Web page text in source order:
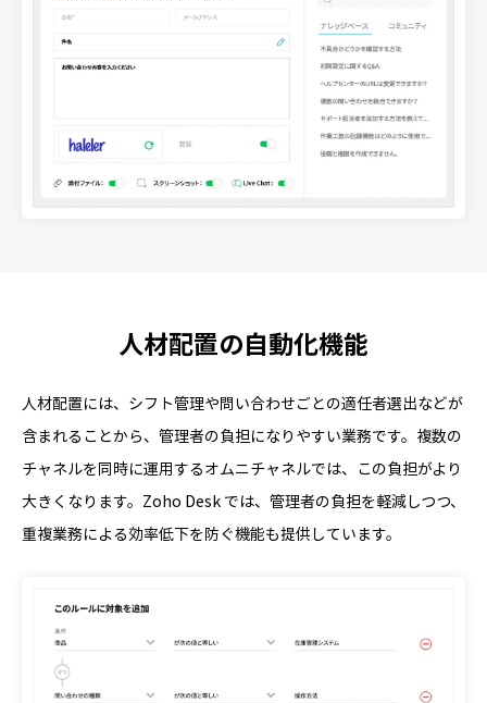
人材配置の自動化機能
人材配置には、シフト管理や問い合わせごとの適任者選出などが
含まれることから、管理者の負担になりやすい業務です。複数の
チャネルを同時に運用するオムニチャネルでは、この負担がより
大きくなります。Zoho Desk では、管理者の負担を軽減しつつ、
重複業務による効率低下を防ぐ機能も提供しています。